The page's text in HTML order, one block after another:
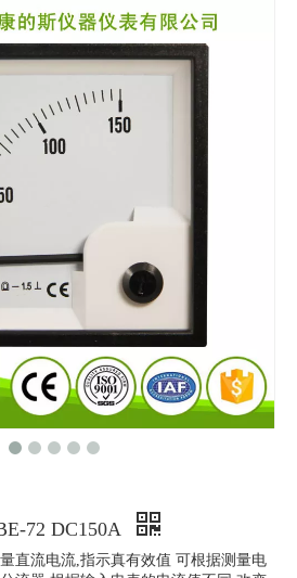
72 DC150A
直流电流,指示真有效值 可根据测量电